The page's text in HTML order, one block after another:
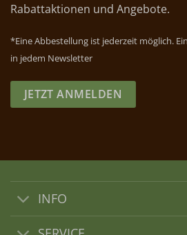
Rabattaktionen und Angebote.
*Eine Abbestellung ist jederzeit möglich.
in jedem Newsletter
JETZT ANMELDEN
INFO